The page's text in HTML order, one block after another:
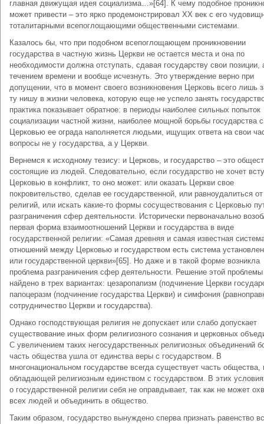
главная движущая идея социализма…»[64]. К чему подобное
может привести – это ярко продемонстрировал ХХ век с его
тоталитарными всепоглощающими общественными системами.
Казалось бы, что при подобном всепоглощающем проникновении
государства в частную жизнь Церкви не остается места и она по
необходимости должна отступать, сдавая государству свои позиции,
течением времени и вообще исчезнуть. Это утверждение верно при
допущении, что в момент своего возникновения Церковь всего лишь
ту нишу в жизни человека, которую еще не успело занять
практика показывает обратное: в периоды наиболее сильных попыток
социализации частной жизни, наиболее мощной борьбы государства с
Церковью ее ограда наполняется людьми, ищущих ответа на свои
вопросы не у государства, а у Церкви.
Вернемся к исходному тезису: и Церковь, и государство – это
состоящие из людей. Следовательно, если государство не хочет
Церковью в конфликт, то оно может: или оказать Церкви свое
покровительство, сделав ее государственной, или равноудалиться
религий, или искать какие-то формы сосуществования с Церковью
разграничения сфер деятельности. Исторически первоначально
первая форма взаимоотношений Церкви и государства в виде
государственной религии: «Самая древняя и самая известная
отношений между Церковью и государством есть система
или государственной церкви»[65]. Но даже и в такой форме возникла
проблема разграничения сфер деятельности. Решение этой
найдено в трех вариантах: цезаропапизм (подчинение Церкви
папоцеразм (подчинение государства Церкви) и симфония
сотрудничество Церкви и государства).
Однако господствующая религия не допускает или слабо допускает
существование иных форм религиозного сознания и церковных
С увеличением таких негосударственных религиозных объединений
часть общества ушла от единства веры с государством. В
многонациональном государстве всегда существует часть общества,
обладающей религиозным единством с государством. В этих
о государственной религии себя не оправдывает, так как не может
всех людей и объединить в общество.
Таким образом, государство вынуждено сперва признать равенство